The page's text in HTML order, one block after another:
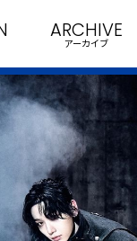
ARCHIVE
アーカイブ